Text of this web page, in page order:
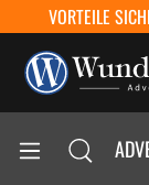
VORTEILE